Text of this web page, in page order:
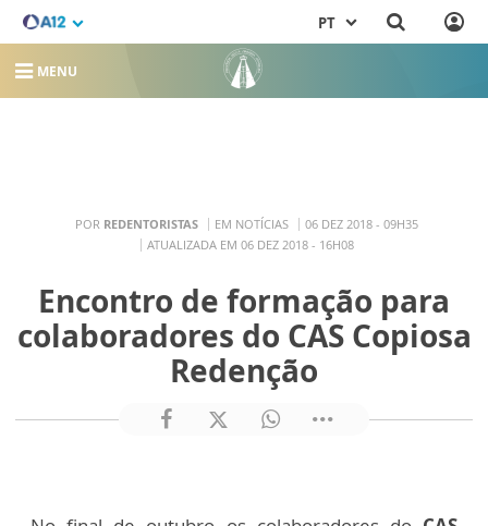
PT
MENU
POR REDENTORISTAS EM NOTÍCIAS
06 DEZ 2018 - 09H35
ATUALIZADA EM 06 DEZ 2018 - 16H08
Encontro de formação para
colaboradores do CAS Copiosa
Redenção